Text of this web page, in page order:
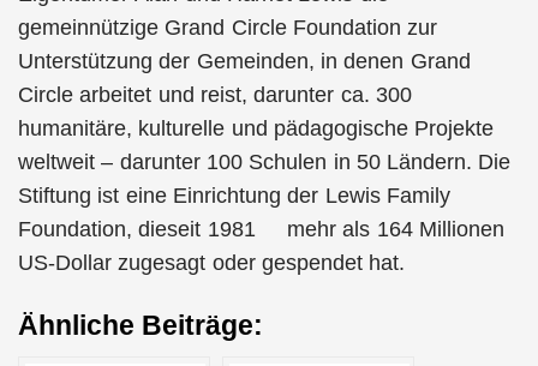
gemeinnützige Grand Circle Foundation zur
Unterstützung der Gemeinden, in denen Grand
Circle arbeitet und reist, darunter ca. 300
humanitäre, kulturelle und pädagogische Projekte
weltweit – darunter 100 Schulen in 50 Ländern. Die
Stiftung ist eine Einrichtung der Lewis Family
Foundation, dieseit 1981 mehr als 164 Millionen
US-Dollar zugesagt oder gespendet hat.
Ähnliche Beiträge: